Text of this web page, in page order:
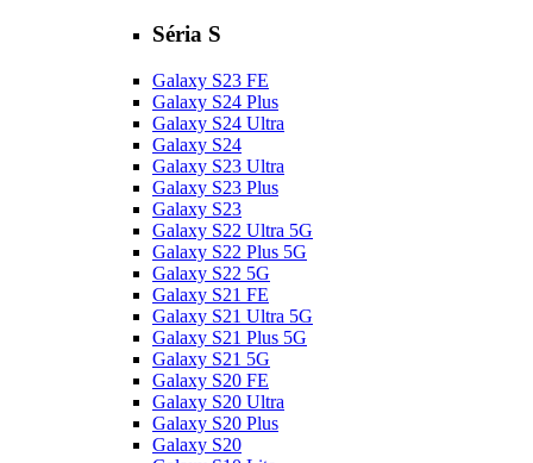
Séria S
Galaxy S23 FE
Galaxy S24 Plus
Galaxy S24 Ultra
Galaxy S24
Galaxy S23 Ultra
Galaxy S23 Plus
Galaxy S23
Galaxy S22 Ultra 5G
Galaxy S22 Plus 5G
Galaxy S22 5G
Galaxy S21 FE
Galaxy S21 Ultra 5G
Galaxy S21 Plus 5G
Galaxy S21 5G
Galaxy S20 FE
Galaxy S20 Ultra
Galaxy S20 Plus
Galaxy S20